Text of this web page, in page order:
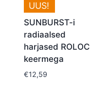
UUS!
SUNBURST-i
radiaalsed
harjased ROLOC
keermega
€12,59